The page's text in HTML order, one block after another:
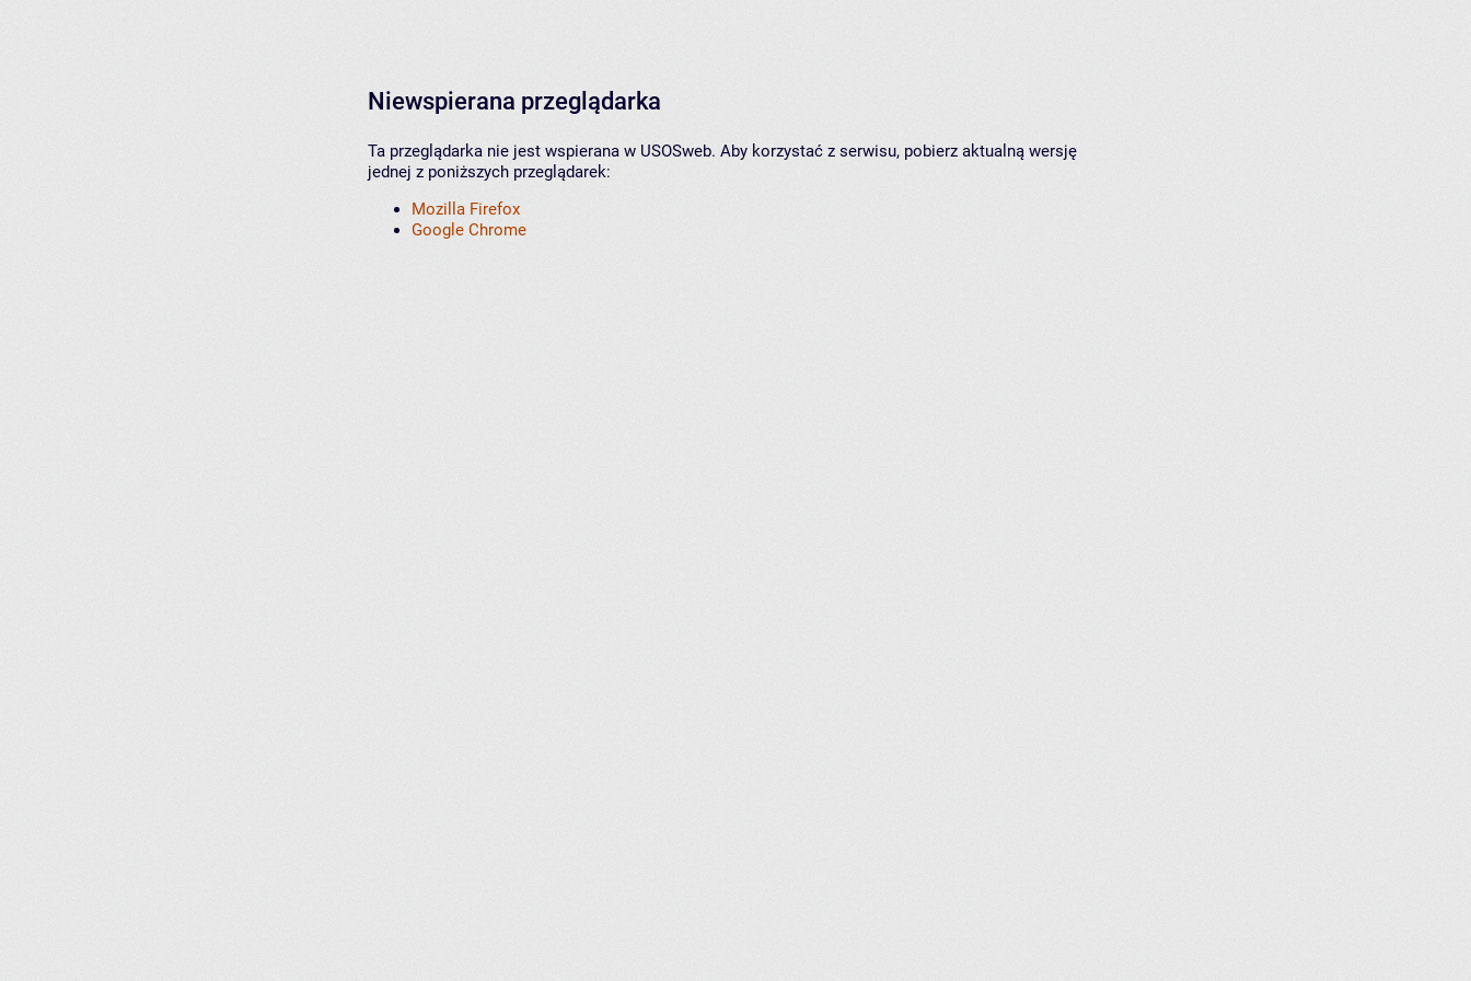
Niewspierana przeglądarka
Ta przeglądarka nie jest wspierana w USOSweb. Aby korzystać z serwisu, pobierz aktualną wersję
jednej z poniższych przeglądarek:
Mozilla Firefox
Google Chrome